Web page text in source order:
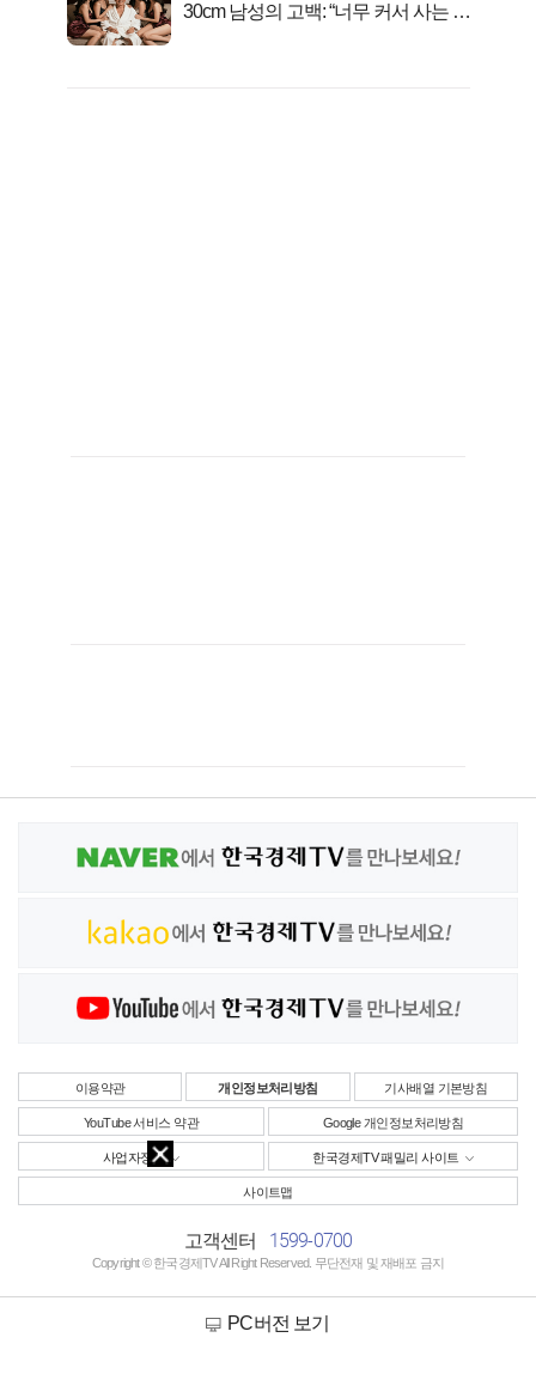
30cm 남성의 고백: “너무 커서 사는 게
이용약관 개인정보처리방침 기사배열 기본방침
YouTube 서비스 약관 Google 개인정보처리방침
사업자정보 한국경제TV 패밀리 사이트
사이트맵
고객센터 1599-0700
Copyright © 한국경제TV All Right Reserved. 무단전재 및 재배포 금지
PC버전 보기